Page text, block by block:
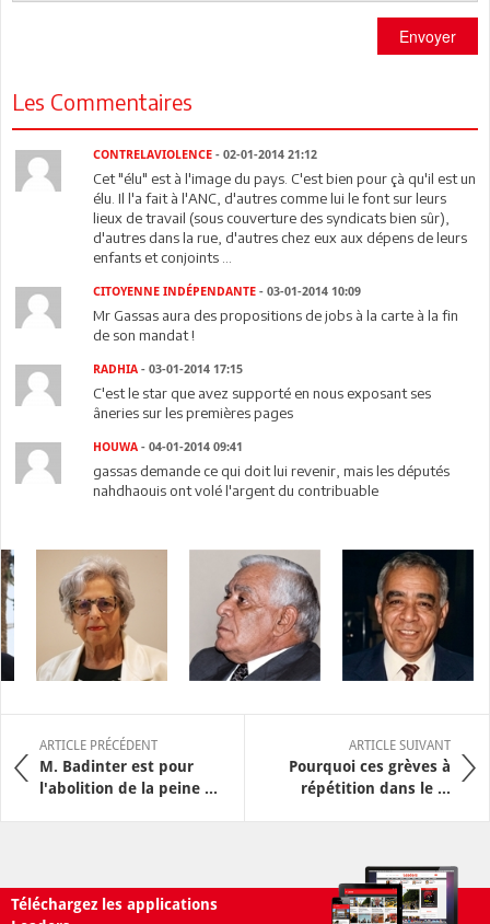
Envoyer
Les Commentaires
CONTRELAVIOLENCE - 02-01-2014 21:12
Cet "élu" est à l'image du pays. C'est bien pour çà qu'il est un
élu. Il l'a fait à l'ANC, d'autres comme lui le font sur leurs
lieux de travail (sous couverture des syndicats bien sûr),
d'autres dans la rue, d'autres chez eux aux dépens de leurs
enfants et conjoints ...
CITOYENNE INDÉPENDANTE - 03-01-2014 10:09
Mr Gassas aura des propositions de jobs à la carte à la fin
de son mandat !
RADHIA - 03-01-2014 17:15
C'est le star que avez supporté en nous exposant ses
âneries sur les premières pages
HOUWA - 04-01-2014 09:41
gassas demande ce qui doit lui revenir, mais les députés
nahdhaouis ont volé l'argent du contribuable
ARTICLE PRÉCÉDENT
M. Badinter est pour
l'abolition de la peine ...
ARTICLE SUIVANT
Pourquoi ces grèves à
répétition dans le ...
Téléchargez les applications